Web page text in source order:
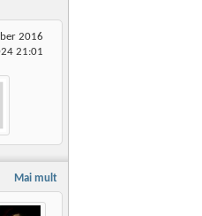
2016
21:01
Mai mult